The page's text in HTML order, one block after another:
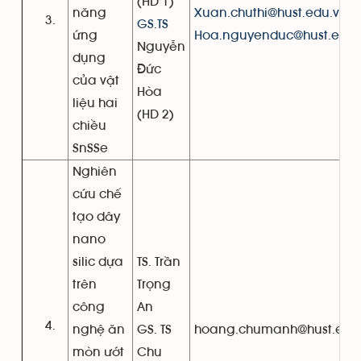
năng
ứng
dụng
của vật
liệu hai
chiều
SnSSe
GS.TS
Nguyễn
Đức
Hòa
(HD 2)
Xuan.chuthi@hust.edu.vn
Nghiên
cứu chế
tạo dây
nano
silic dựa
trên
công
nghệ ăn
mòn ướt
TS. Trần
Trọng
An
GS. TS
Chu